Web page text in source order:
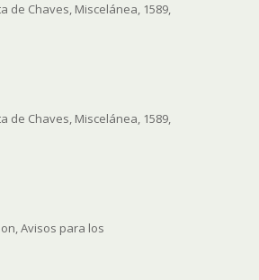
de Chaves, Miscelánea, 1589,
de Chaves, Miscelánea, 1589,
Avisos para los